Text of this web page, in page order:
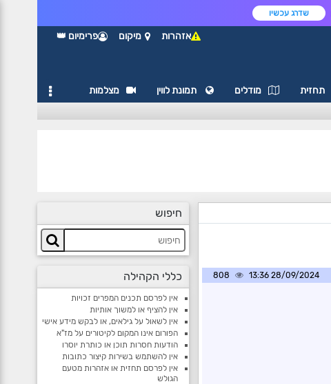
שדרג עכשיו
אזהרות מיקום פרימיום 👑
תחזית מודלים תמונת לווין מצלמות
28/09/2024 13:36
808
חיפוש
כללי הקהילה
אין לפרסם תכנים המפרים זכויות
אין להציף או למשוך אותיות
אין לשאול על גילאים, או לבקש מידע אישי
הפורום אינו המקום לקיטורים על מז"א
הודעות חסרות תוכן או כותרת יוסרו
אין להשתמש בשירות קיצור כתובות
אין לפרסם תחזית או אזהרות מטעם
הגולש